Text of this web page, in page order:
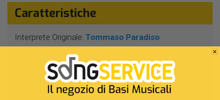
Caratteristiche
Interprete Originale: Tommaso Paradiso
Pop/rock Italiano
T.Paradiso - D.Simonetta
3 Min 25 Sec